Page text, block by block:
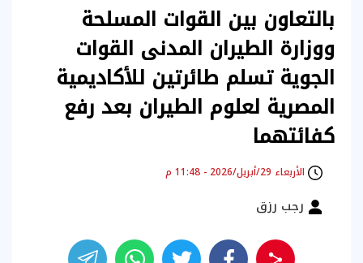
بالتعاون بين القوات المسلحة
ووزارة الطيران المدنى القوات
الجوية تسلم طائرتين للأكاديمية
المصرية لعلوم الطيران بعد رفع
كفائتهما
الأربعاء 29/أبريل/2026 - 11:48 م
رجب رزق